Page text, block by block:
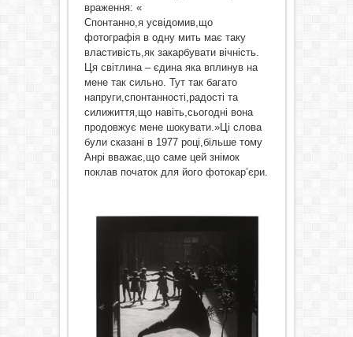
враження: «
Спонтанно,я усвідомив,що
фотографія в одну мить має таку
властивість,як закарбувати вічність.
Ця світлина – єдина яка вплинув на
мене так сильно. Тут так багато
напруги,спонтанності,радості та
силижиття,що навіть,сьогодні вона
продовжує мене шокувати.»Ці слова
були сказані в 1977 році,більше тому
Анрі вважає,що саме цей знімок
поклав початок для його фотокар’єри.